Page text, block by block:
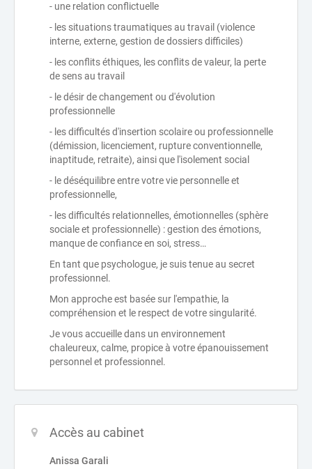
- une relation conflictuelle
- les situations traumatiques au travail (violence
interne, externe, gestion de dossiers difficiles)
- les conflits éthiques, les conflits de valeur, la perte
de sens au travail
- le désir de changement ou d'évolution
professionnelle
- les difficultés d'insertion scolaire ou professionnelle
(démission, licenciement, rupture conventionnelle,
inaptitude, retraite), ainsi que l'isolement social
- le déséquilibre entre votre vie personnelle et
professionnelle,
- les difficultés relationnelles, émotionnelles (sphère
sociale et professionnelle) : gestion des émotions,
manque de confiance en soi, stress…
En tant que psychologue, je suis tenue au secret
professionnel.
Mon approche est basée sur l'empathie, la
compréhension et le respect de votre singularité.
Je vous accueille dans un environnement
chaleureux, calme, propice à votre épanouissement
personnel et professionnel.
Accès au cabinet
Anissa Garali